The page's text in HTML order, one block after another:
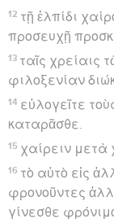
12 τῇ ἐλπίδι
προσευχῇ
13 ταῖς χρείαις
φιλοξενίαν
14 εὐλογεῖτε
καταρᾶσθε.
15 χαίρειν μετὰ
16 τὸ αὐτὸ εἰς
φρονοῦντες
γίνεσθε